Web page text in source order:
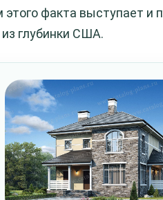
факта выступает и
глубинки США.